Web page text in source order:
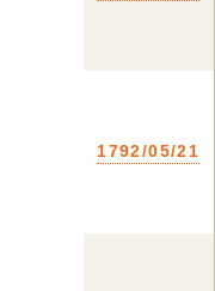
1792/05/21